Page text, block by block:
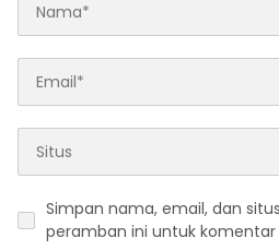
Simpan nama, email, dan
peramban ini untuk komentar